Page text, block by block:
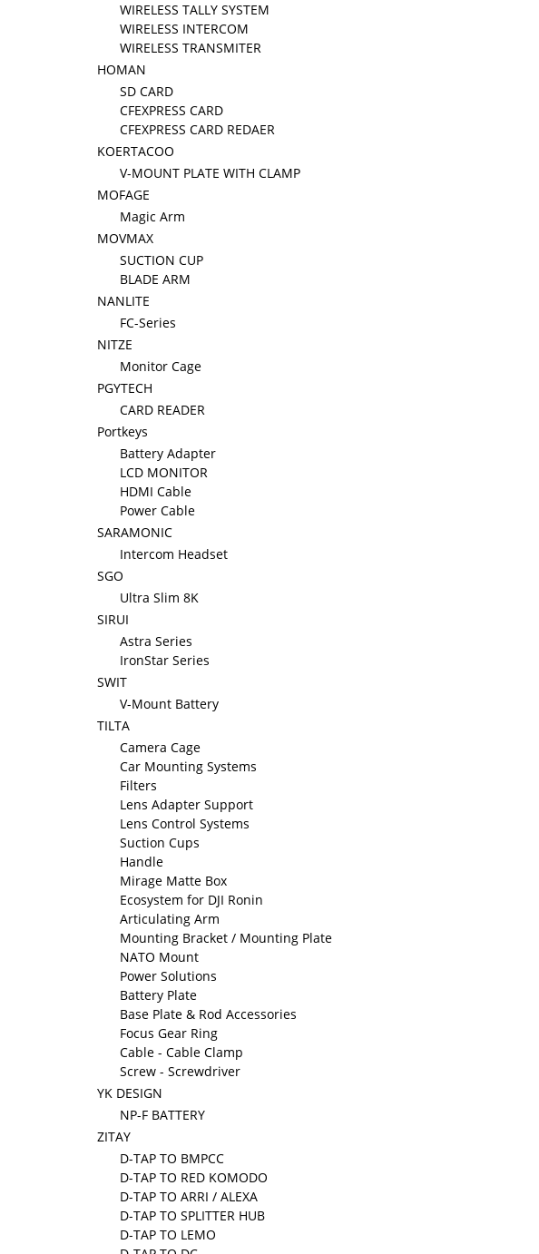
WIRELESS TALLY SYSTEM
WIRELESS INTERCOM
WIRELESS TRANSMITER
HOMAN
SD CARD
CFEXPRESS CARD
CFEXPRESS CARD REDAER
KOERTACOO
V-MOUNT PLATE WITH CLAMP
MOFAGE
Magic Arm
MOVMAX
SUCTION CUP
BLADE ARM
NANLITE
FC-Series
NITZE
Monitor Cage
PGYTECH
CARD READER
Portkeys
Battery Adapter
LCD MONITOR
HDMI Cable
Power Cable
SARAMONIC
Intercom Headset
SGO
Ultra Slim 8K
SIRUI
Astra Series
IronStar Series
SWIT
V-Mount Battery
TILTA
Camera Cage
Car Mounting Systems
Filters
Lens Adapter Support
Lens Control Systems
Suction Cups
Handle
Mirage Matte Box
Ecosystem for DJI Ronin
Articulating Arm
Mounting Bracket / Mounting Plate
NATO Mount
Power Solutions
Battery Plate
Base Plate & Rod Accessories
Focus Gear Ring
Cable - Cable Clamp
Screw - Screwdriver
YK DESIGN
NP-F BATTERY
ZITAY
D-TAP TO BMPCC
D-TAP TO RED KOMODO
D-TAP TO ARRI / ALEXA
D-TAP TO SPLITTER HUB
D-TAP TO LEMO